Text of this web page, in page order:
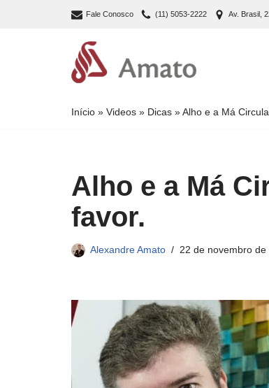
Fale Conosco (11) 5053-2222 Av. Brasil,
Início » Videos » Dicas »Alho e a Má
Alho e a Má
favor.
Alexandre Amato 22 de novembro de